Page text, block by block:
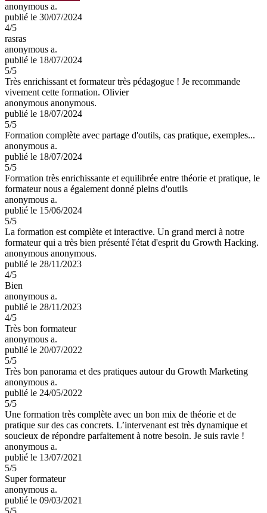
anonymous a.
publié le 30/07/2024
4/5
rasras
anonymous a.
publié le 18/07/2024
5/5
Très enrichissant et formateur très pédagogue ! Je recommande
vivement cette formation. Olivier
anonymous anonymous.
publié le 18/07/2024
5/5
Formation complète avec partage d'outils, cas pratique, exemples...
anonymous a.
publié le 18/07/2024
5/5
Formation très enrichissante et equilibrée entre théorie et pratique, le
formateur nous a également donné pleins d'outils
anonymous a.
publié le 15/06/2024
5/5
La formation est complète et interactive. Un grand merci à notre
formateur qui a très bien présenté l'état d'esprit du Growth Hacking.
anonymous anonymous.
publié le 28/11/2023
4/5
Bien
anonymous a.
publié le 28/11/2023
4/5
Très bon formateur
anonymous a.
publié le 20/07/2022
5/5
Très bon panorama et des pratiques autour du Growth Marketing
anonymous a.
publié le 24/05/2022
5/5
Une formation très complète avec un bon mix de théorie et de
pratique sur des cas concrets. L’intervenant est très dynamique et
soucieux de répondre parfaitement à notre besoin. Je suis ravie !
anonymous a.
publié le 13/07/2021
5/5
Super formateur
anonymous a.
publié le 09/03/2021
5/5